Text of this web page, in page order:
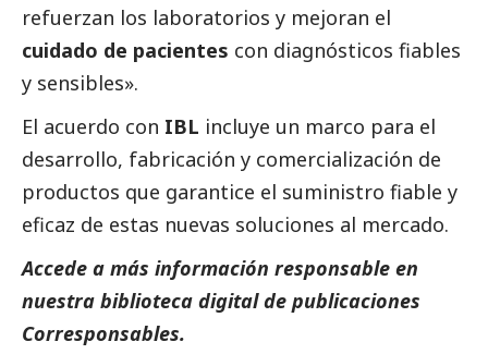
refuerzan los laboratorios y mejoran el
cuidado de pacientes con diagnósticos fiables
y sensibles».
El acuerdo con IBL incluye un marco para el
desarrollo, fabricación y comercialización de
productos que garantice el suministro fiable y
eficaz de estas nuevas soluciones al mercado.
Accede a más información responsable en
nuestra biblioteca digital de publicaciones
Corresponsables.